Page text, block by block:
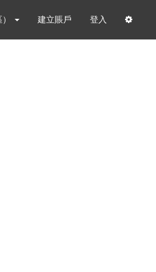
建立賬戶 登入